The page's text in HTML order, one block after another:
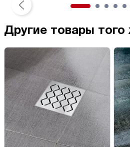
Другие товары того